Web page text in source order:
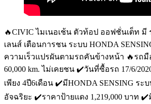
🔥CIVIC ไมเนอเช้น ตัวท้อป ออฟชั่นเต็ท มี
เลนส์ เตือนการชน ระบบ HONDA
ความเร็วแปรผันตามรถคันข้างหน้า 🔥รถมื
60,000 km. ไม่เคยชน ✔️วันที่ซื้อรถ 17/6/
เพียง 4ปี6เดือน ✔️มีHONDA SENSING ร
อัจฉริยะ ✔️ราคาป้ายแดง 1,219,000 บาท